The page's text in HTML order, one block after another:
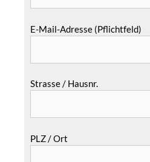
E-Mail-Adresse (Pflichtfeld)
Strasse / Hausnr.
PLZ / Ort